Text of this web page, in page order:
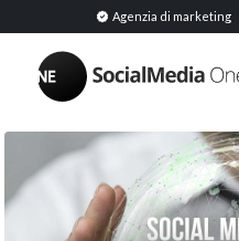
Agenzia di marketing